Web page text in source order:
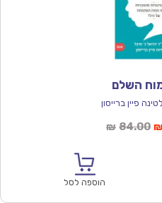
השלם
פיין ברייסון
₪ 84.00 ₪
הוספה לסל